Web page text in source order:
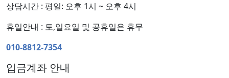
상담시간 : 평일: 오후 1시 ~ 오후 4시
휴일안내 : 토,일요일 및 공휴일은 휴무
010-8812-7354
입금계좌 안내